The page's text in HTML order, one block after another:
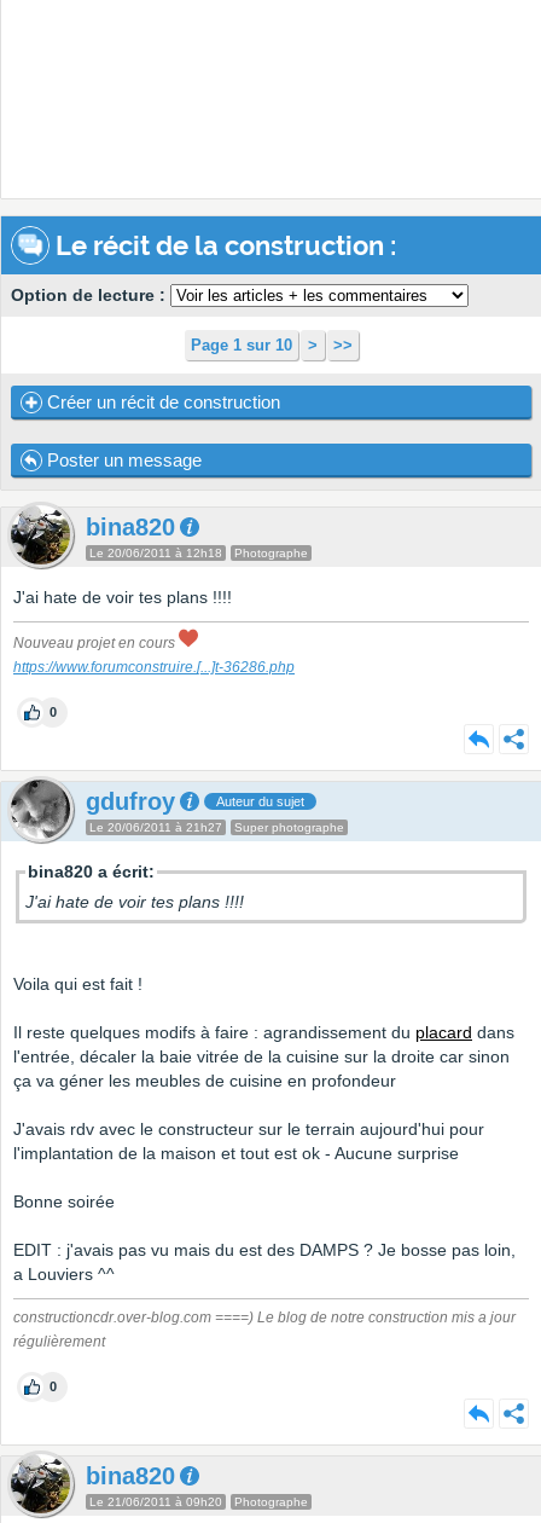
Le récit de la construction :
Option de lecture :
Page 1 sur 10 > >>
Créer un récit de construction
Poster un message
bina820
Le 20/06/2011 à 12h18 Photographe
J'ai hate de voir tes plans !!!!
Nouveau projet en cours
https://www.forumconstruire.[...]t-36286.php
0
gdufroy Auteur du sujet
Le 20/06/2011 à 21h27 Super photographe
bina820 a écrit:
J'ai hate de voir tes plans !!!!
Voila qui est fait !
Il reste quelques modifs à faire : agrandissement du placard dans
l'entrée, décaler la baie vitrée de la cuisine sur la droite car sinon
ça va géner les meubles de cuisine en profondeur
J'avais rdv avec le constructeur sur le terrain aujourd'hui pour
l'implantation de la maison et tout est ok - Aucune surprise
Bonne soirée
EDIT : j'avais pas vu mais du est des DAMPS ? Je bosse pas loin,
a Louviers ^^
constructioncdr.over-blog.com ====) Le blog de notre construction mis a jour
régulièrement
0
bina820
Le 21/06/2011 à 09h20 Photographe